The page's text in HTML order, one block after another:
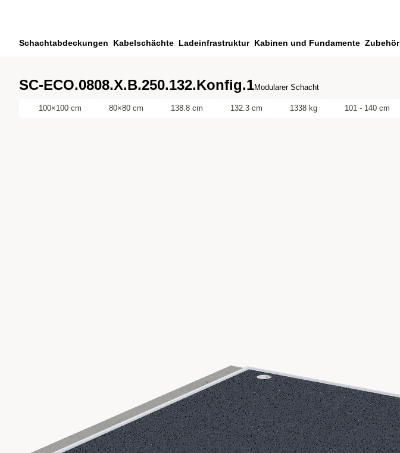
Zu ihrem Konto springen
Schachtabdeckungen Kabelschächte Ladeinfrastruktur Kabinen und Fundamente Zubehör
Modularer Schacht
SC-ECO.0808.X.B.250.132.Konfig.1
100×100 cm 80×80 cm 138.8 cm 132.3 cm 1338 kg 101 - 140 cm